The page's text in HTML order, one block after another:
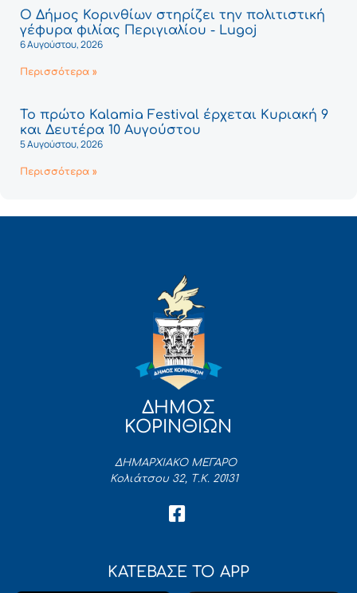
Ο Δήμος Κορινθίων στηρίζει την πολιτιστική
γέφυρα φιλίας Περιγιαλίου - Lugoj
6 Αυγούστου, 2026
Περισσότερα »
Το πρώτο Kalamia Festival έρχεται Κυριακή 9
και Δευτέρα 10 Αυγούστου
5 Αυγούστου, 2026
Περισσότερα »
ΔΗΜΟΣ
ΚΟΡΙΝΘΙΩΝ
ΔΗΜΑΡΧΙΑΚΟ ΜΕΓΑΡΟ
Κολιάτσου 32, Τ.Κ. 20131
ΚΑΤΕΒΑΣΕ ΤΟ APP